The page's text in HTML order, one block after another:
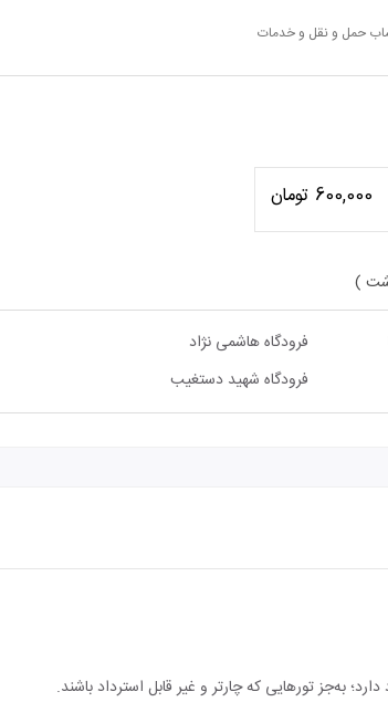
حمل و نقل و خدمات
600,000 تومان
)
فرودگاه هاشمی نژاد
فرودگاه شهید دستغیب
به‌جز تورهایی که چارتر و غیر قابل استرداد باشند.